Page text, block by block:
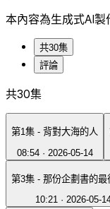
本內容為生成式AI製
共30集
評論
共30集
第1集 - 背對大海的人
08:54· 2026-05-14
第3集 - 那份企劃書的最
10:21· 2026-05-